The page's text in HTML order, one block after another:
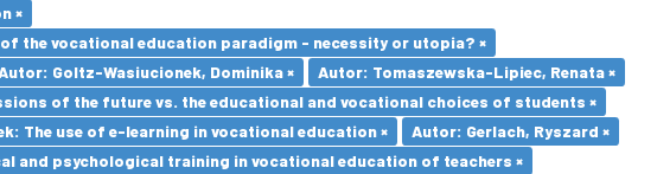
×
the vocational education paradigm - necessity or utopia? ×
Goltz-Wasiucionek, Dominika ×
Autor: Tomaszewska-Lipiec, Renata ×
of the future vs. the educational and vocational choices of students ×
The use of e-learning in vocational education ×
Autor: Gerlach, Ryszard ×
and psychological training in vocational education of teachers ×